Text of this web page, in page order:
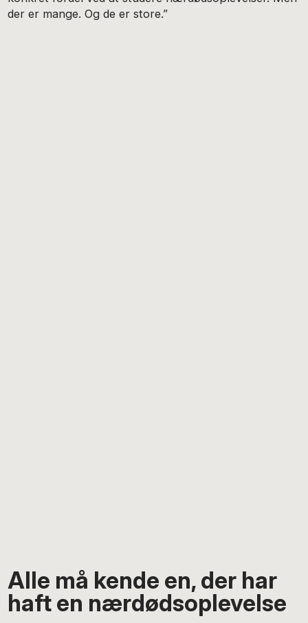
der er mange. Og de er store.”
Alle må kende en, der har
haft en nærdødsoplevelse